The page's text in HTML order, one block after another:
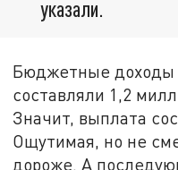
указали.
Бюджетные доходы
составляли 1,2
Значит, выплата
Ощутимая, но не
дороже. А